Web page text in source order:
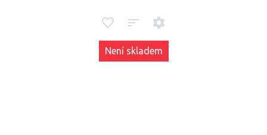
Není skladem